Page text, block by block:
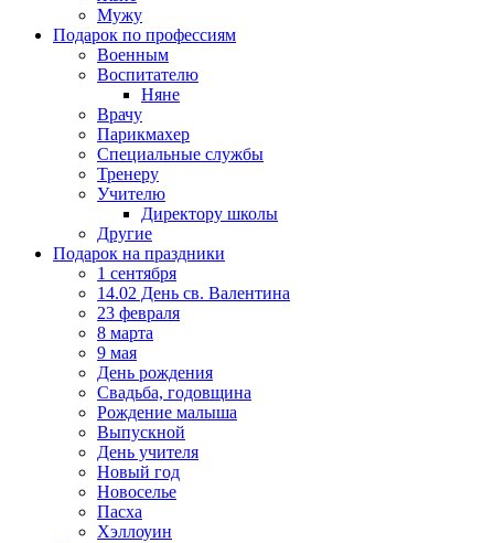
Мужу
Подарок по профессиям
Военным
Воспитателю
Няне
Врачу
Парикмахер
Специальные службы
Тренеру
Учителю
Директору школы
Другие
Подарок на праздники
1 сентября
14.02 День св. Валентина
23 февраля
8 марта
9 мая
День рождения
Свадьба, годовщина
Рождение малыша
Выпускной
День учителя
Новый год
Новоселье
Пасха
Хэллоуин